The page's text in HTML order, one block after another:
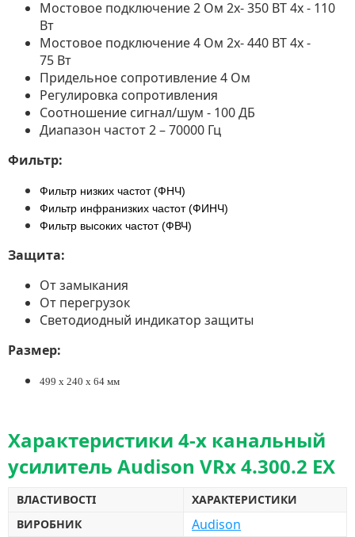
Мостовое подключение 2 Ом 2х- 350 ВТ 4х - 110
Вт
Мостовое подключение 4 Ом 2х- 440 ВТ 4х -
75 Вт
Придельное сопротивление 4 Ом
Регулировка сопротивления
Соотношение сигнал/шум - 100 ДБ
Диапазон частот 2 – 70000 Гц
Фильтр:
Фильтр низких частот (ФНЧ)
Фильтр инфранизких частот (ФИНЧ)
Фильтр высоких частот (ФВЧ)
Защита:
От замыкания
От перегрузок
Светодиодный индикатор защиты
Размер:
499 х 240 х 64 мм
Характеристики 4-х канальный
усилитель Audison VRx 4.300.2 EX
ВЛАСТИВОСТІ
ХАРАКТЕРИСТИКИ
ВИРОБНИК
Audison